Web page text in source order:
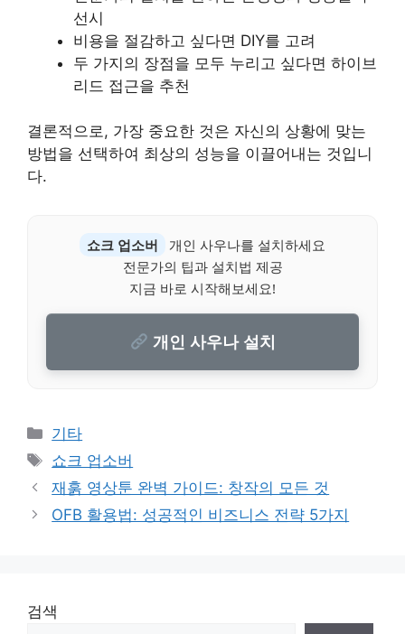
선시
비용을 절감하고 싶다면 DIY를 고려
두 가지의 장점을 모두 누리고 싶다면 하이브
리드 접근을 추천
결론적으로, 가장 중요한 것은 자신의 상황에 맞는
방법을 선택하여 최상의 성능을 이끌어내는 것입니
다.
쇼크 업소버
개인 사우나를 설치하세요
전문가의 팁과 설치법 제공
지금 바로 시작해보세요!
개인 사우나 설치
Categories
기타
Tags
쇼크 업소버
재훍 영상툰 완벽 가이드: 창작의 모든 것
OFB 활용법: 성공적인 비즈니스 전략 5가지
검색